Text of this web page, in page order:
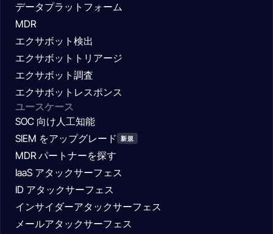
データプラットフォーム
MDR
エクサボット検出
エクサボットトリアージ
エクサボット調査
エクサボットレスポンス
ユースケース
SOC 向け人工知能
SIEM をアップグレード
新規
MDR パートナーを探す
IaaS アタックサーフェス
ID アタックサーフェス
インサイダーアタックサーフェス
メールアタックサーフェス